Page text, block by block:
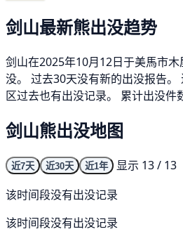
剑山最新熊出没趋势
剑山在2025年10月12日于美馬市
没。 过去30天没有新的出没报告
区过去也有出没记录。 累计出没件
剑山熊出没地图
近7天 近30天 近1年
显示 13 / 13
该时间段没有出没记录
该时间段没有出没记录